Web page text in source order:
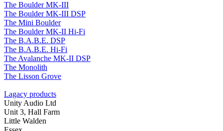
The Boulder MK-III
The Boulder MK-III DSP
The Mini Boulder
The Boulder MK-II Hi-Fi
The B.A.B.E. DSP
The B.A.B.E. Hi-Fi
The Avalanche MK-II DSP
The Monolith
The Lisson Grove
Lagacy products
Unity Audio Ltd
Unit 3, Hall Farm
Little Walden